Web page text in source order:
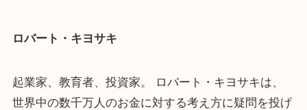
ロバート・キヨサキ
起業家、教育者、投資家。 ロバート・キヨサキは、
世界中の数千万人のお金に対する考え方に疑問を投げ